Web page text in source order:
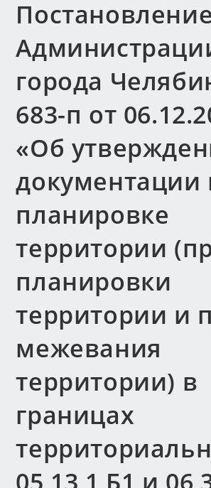
Постановление
города
683-п от
«Об
документации
планировке
территории
планировки
территории и
межевания
территории) в
границах